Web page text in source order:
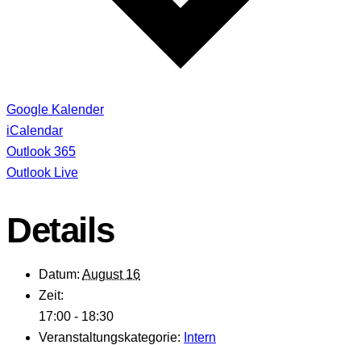
Google Kalender
iCalendar
Outlook 365
Outlook Live
Details
Datum: August 16
Zeit:
17:00 - 18:30
Veranstaltungskategorie: Intern